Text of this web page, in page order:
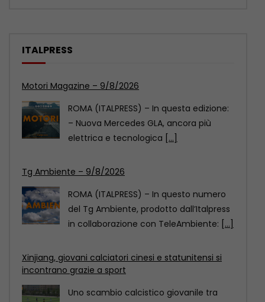
ITALPRESS
Tg Ambiente – 9/8/2026
ROMA (ITALPRESS) – In questo numero
del Tg Ambiente, prodotto dall’Italpress
in collaborazione con TeleAmbiente:
Xinjiang, giovani calciatori cinesi e statunitensi si
incontrano grazie a sport
Uno scambio calcistico giovanile tra
Cina e Stati Uniti si è svolto nel fine
Motori Magazine – 9/8/2026
ROMA (ITALPRESS) – In questa edizione: